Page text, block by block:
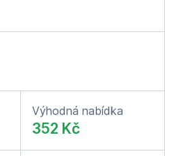
Výhodná nabídka
352 Kč